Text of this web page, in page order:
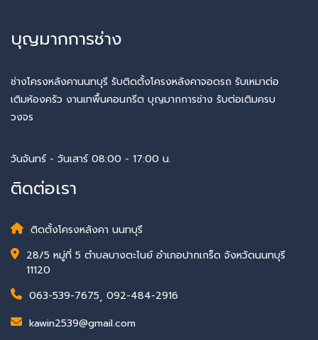
บุญมากการช่าง
ช่างโครงหลังคานนทบุรี รับติดตั้งโครงหลังคาจอดรถ รับเหมาต่อ
เติมห้องครัว งานเทพื้นคอนกรีต บุญมากการช่าง รับต่อเติมครบ
วงจร
วันจันทร์ - วันเสาร์ 08:00 - 17:00 น.
ติดต่อเรา
ติดตั้งโครงหลังคา นนทบุรี
28/5 หมู่ที่ 5 ตำบลบางตะไนย์ อำเภอปากเกร็ด จังหวัดนนทบุรี
11120
063-539-7675, 092-484-2916
kawin2539@gmail.com